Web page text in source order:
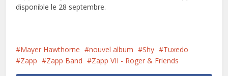
disponible le 28 septembre.
Mayer Hawthorne nouvel album Shy
Tuxedo
Zapp
Zapp Band Zapp VII - Roger & Friends